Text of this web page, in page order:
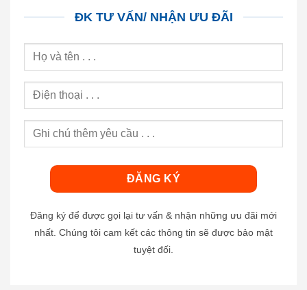
ĐK TƯ VẤN/ NHẬN ƯU ĐÃI
Đăng ký để được gọi lại tư vấn & nhận những ưu đãi mới
nhất. Chúng tôi cam kết các thông tin sẽ được bảo mật
tuyệt đối.